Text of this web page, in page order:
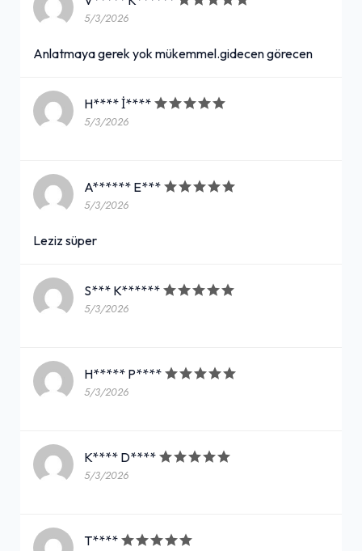
5/3/2026
Anlatmaya gerek yok mükemmel.gidecen görecen
H**** İ****
5/3/2026
A****** E***
5/3/2026
Leziz süper
S*** K******
5/3/2026
H***** P****
5/3/2026
K**** D****
5/3/2026
T****